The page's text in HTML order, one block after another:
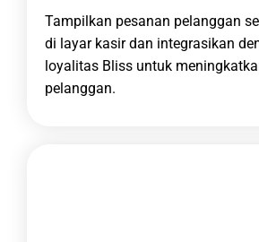
Tampilkan pesanan pelanggan
di layar kasir dan integrasikan
loyalitas Bliss untuk
pelanggan.